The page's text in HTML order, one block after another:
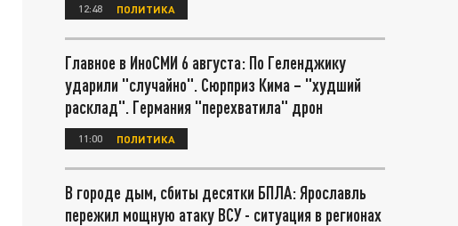
12:48 ПОЛИТИКА
Главное в ИноСМИ 6 августа: По Геленджику
ударили "случайно". Сюрприз Кима – "худший
расклад". Германия "перехватила" дрон
11:00 ПОЛИТИКА
В городе дым, сбиты десятки БПЛА: Ярославль
пережил мощную атаку ВСУ - ситуация в регионах